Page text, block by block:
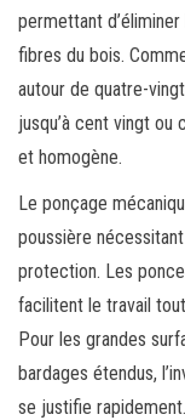
permettant
fibres du bois.
autour de quatre-
jusqu’à cent vingt
et homogène.
Le ponçage
poussière
protection. Les
facilitent le travail
Pour les grandes
bardages étendus,
se justifie